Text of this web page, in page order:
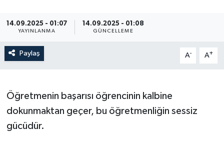
14.09.2025 - 01:07
YAYINLANMA
14.09.2025 - 01:08
GÜNCELLEME
Paylaş A- A+
Öğretmenin başarısı öğrencinin kalbine
dokunmaktan geçer, bu öğretmenliğin sessiz
gücüdür.
Turizm
Haber Arşivi